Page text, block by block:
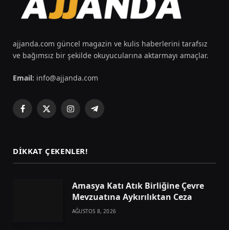
ajjanda.com güncel magazin ve kulis haberlerini tarafsız
ve bağımsız bir şekilde okuyucularına aktarmayı amaçlar.
Email: info@ajjanda.com
Facebook
X
InstagramTelegram
DIKKAT ÇEKENLER!
Amasya Katı Atık Birliğine Çevre
Mevzuatına Aykırılıktan Ceza
AĞUSTOS 8, 2026